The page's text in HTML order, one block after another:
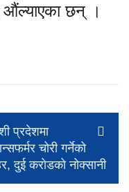
औंल्याएका छन् ।
प्रदेशमा
चोरी गर्नेको
दुई करोडको नोक्सानी